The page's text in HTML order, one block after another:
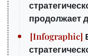
продолжает